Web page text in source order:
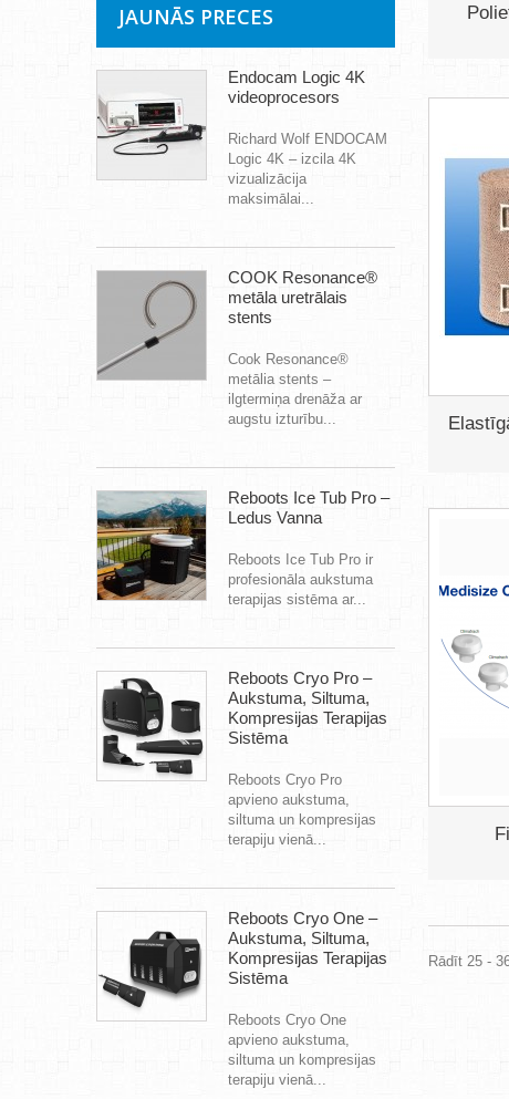
JAUNĀS PRECES
Endocam Logic 4K
videoprocesors
Richard Wolf ENDOCAM
Logic 4K – izcila 4K
vizualizācija
maksimālai...
COOK Resonance®
metāla uretrālais
stents
Cook Resonance®
metālia stents –
ilgtermiņa drenāža ar
augstu izturību...
Reboots Ice Tub Pro –
Ledus Vanna
Reboots Ice Tub Pro ir
profesionāla aukstuma
terapijas sistēma ar...
Reboots Cryo Pro –
Aukstuma, Siltuma,
Kompresijas Terapijas
Sistēma
Reboots Cryo Pro
apvieno aukstuma,
siltuma un kompresijas
terapiju vienā...
Reboots Cryo One –
Aukstuma, Siltuma,
Kompresijas Terapijas
Sistēma
Reboots Cryo One
apvieno aukstuma,
siltuma un kompresijas
terapiju vienā...
Rādīt 25 -